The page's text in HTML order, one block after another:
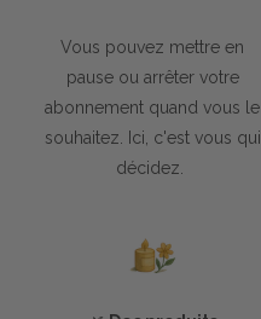
Vous pouvez mettre en
pause ou arrêter votre
abonnement quand vous le
souhaitez. Ici, c'est vous qui
décidez.